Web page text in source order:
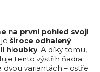
na první pohled svojí
široce odhalený
hloubky. A díky tomu,
tento výstřih ňadra
dvou variantách – ostře